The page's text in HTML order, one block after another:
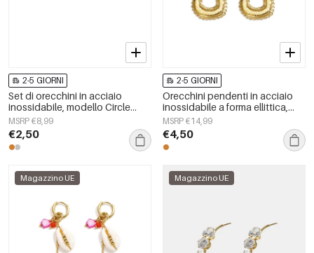
2-5 GIORNI
Set di orecchini in acciaio
inossidabile, modello Circle
Simple, serie Daily Simple,
gioielli da donna
MSRP €8,99
€2,50
2-5 GIORNI
Orecchini pendenti in acciaio
inossidabile a forma ellittica,
serie casual e semplice, gioielli
da donna
MSRP €14,99
€4,50
Magazzino UE Magazzino UE